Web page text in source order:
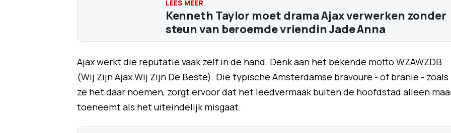
Kenneth Taylor moet drama Ajax verwerken zonder
steun van beroemde vriendin Jade Anna
Ajax werkt die reputatie vaak zelf in de hand. Denk aan het bekende motto WZAWZDB
(Wij Zijn Ajax Wij Zijn De Beste). Die typische Amsterdamse bravoure - of branie - zoals
ze het daar noemen, zorgt ervoor dat het leedvermaak buiten de hoofdstad alleen
toeneemt als het uiteindelijk misgaat.